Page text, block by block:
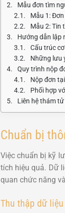
Mẫu đơn tìm
Mẫu 1:
Mẫu 2: Tin
Hướng dẫn lập
Cấu trúc
Những lưu
Quy trình nộp
Nộp đơn
Phối hợp
Liên hệ thám
Chuẩn bị
Việc chuẩn bị kỹ
tích hiệu quả. Dữ
quan chức năng
Thu thập dữ